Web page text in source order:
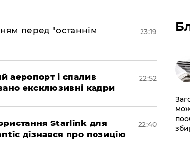
перед "останнім
23:19
аеропорт і спалив
ексклюзивні кадри
22:52
Starlink для
дізнався про позицію
22:40